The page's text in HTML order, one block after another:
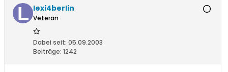
lexi4berlin
Veteran
Dabei seit: 05.09.2003
Beiträge: 1242